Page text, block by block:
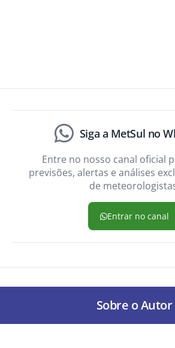
Siga a MetSul no
Entre no nosso canal oficial
previsões, alertas e análises
de
Entrar no canal
Sobre o Autor